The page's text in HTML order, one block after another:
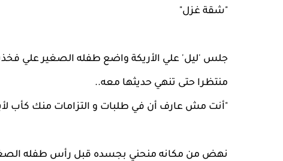
"شقة غزل"
جلس 'ليل' علي الأريكة واضع طفله الصغير علي
منتظرا حتى تنهي حديثها معه..
"أنت مش عارف أن في طلبات و التزامات منك كأب
نهض من مكانه منحني بجسده قبل رأس طفله